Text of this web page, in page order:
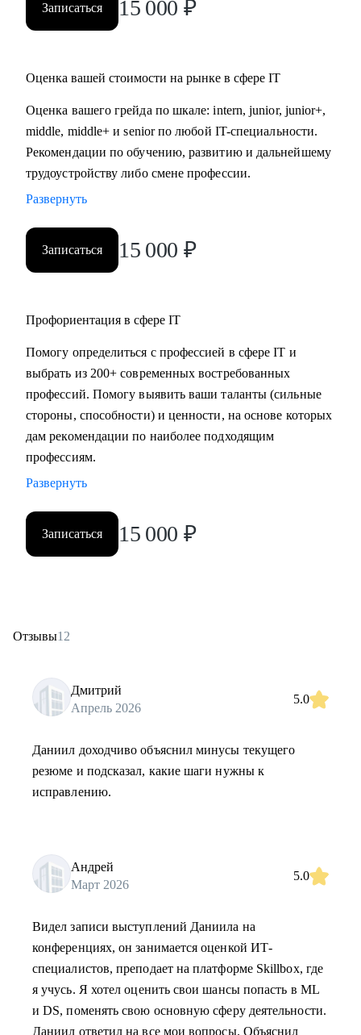
Записаться 15 000 ₽
Оценка вашей стоимости на рынке в сфере IT
Оценка вашего грейда по шкале: intern, junior, junior+,
middle, middle+ и senior по любой IT-специальности.
Рекомендации по обучению, развитию и дальнейшему
трудоустройству либо смене профессии.
Развернуть
Записаться 15 000 ₽
Профориентация в сфере IT
Помогу определиться с профессией в сфере IT и
выбрать из 200+ современных востребованных
профессий. Помогу выявить ваши таланты (сильные
стороны, способности) и ценности, на основе которых
дам рекомендации по наиболее подходящим
профессиям.
Развернуть
Записаться 15 000 ₽
Отзывы12
Дмитрий
Апрель 2026
5.0
Даниил доходчиво объяснил минусы текущего
резюме и подсказал, какие шаги нужны к
исправлению.
Андрей
Март 2026
5.0
Видел записи выступлений Даниила на
конференциях, он занимается оценкой ИТ-
специалистов, преподает на платформе Skillbox, где
я учусь. Я хотел оценить свои шансы попасть в ML
и DS, поменять свою основную сферу деятельности.
Даниил ответил на все мои вопросы. Объяснил